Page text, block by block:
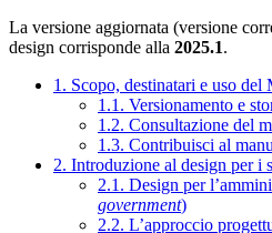
La versione aggiornata (versione
design corrisponde alla 2025.1.
1. Scopo, destinatari e uso
1.1. Versionamento e
1.2. Consultazione del
1.3. Contribuisci al
2. Introduzione al design per i
2.1. Design per
government)
2.2. L’approccio